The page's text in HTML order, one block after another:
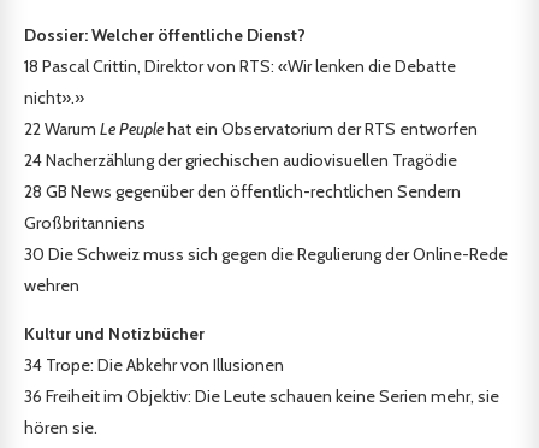
Dossier: Welcher öffentliche Dienst?
18 Pascal Crittin, Direktor von RTS: «Wir lenken die Debatte
nicht».»
22Warum Le Peuple hat ein Observatorium der RTS entworfen
24Nacherzählung der griechischen audiovisuellen Tragödie
28 GB News gegenüber den öffentlich-rechtlichen Sendern
Großbritanniens
30 Die Schweiz muss sich gegen die Regulierung der Online-Rede
wehren
Kultur und Notizbücher
34 Trope: Die Abkehr von Illusionen
36 Freiheit im Objektiv: Die Leute schauen keine Serien mehr, sie
hören sie.